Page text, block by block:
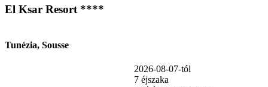
El Ksar Resort ****
Tunézia, Sousse
2026-08-07-tól
7 éjszaka